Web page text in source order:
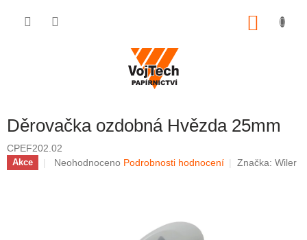
Děrovačka ozdobná Hvězda 25mm
CPEF202.02
Akce Průměrné hodnocení produktu je 0,0 z 5 hvězdiček.
Neohodnoceno Podrobnosti hodnocení Značka: Wiler